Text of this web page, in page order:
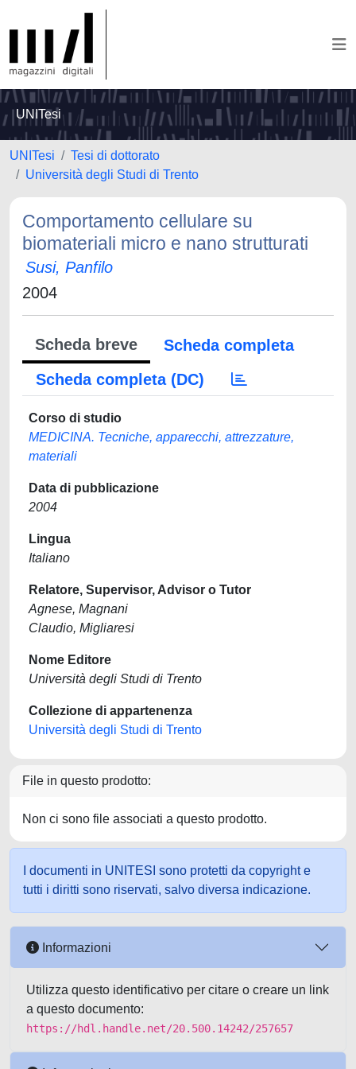
UNITesi
UNITesi
Tesi di dottorato
Università degli Studi di Trento
Comportamento cellulare su
biomateriali micro e nano strutturati
Susi, Panfilo
2004
Scheda breve
Scheda completa
Scheda completa (DC)
Corso di studio
MEDICINA. Tecniche, apparecchi, attrezzature,
materiali
Data di pubblicazione
2004
Lingua
Italiano
Relatore, Supervisor, Advisor o Tutor
Agnese, Magnani
Claudio, Migliaresi
Nome Editore
Università degli Studi di Trento
Collezione di appartenenza
Università degli Studi di Trento
File in questo prodotto:
Non ci sono file associati a questo prodotto.
I documenti in UNITESI sono protetti da copyright e
tutti i diritti sono riservati, salvo diversa indicazione.
Informazioni
Utilizza questo identificativo per citare o creare un link
a questo documento:
https://hdl.handle.net/20.500.14242/257657